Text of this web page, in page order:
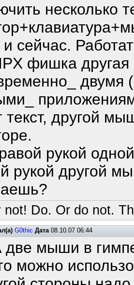
несколько
сейчас.
фишка другая
двумя
текст, другой
рукой
рукой другой
not! Do. Or do not.
G0thic Дата08.10.07 06:44
мыши в
можно